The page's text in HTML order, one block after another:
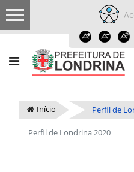
Início Perfil de
Perfil de Londrina 2020